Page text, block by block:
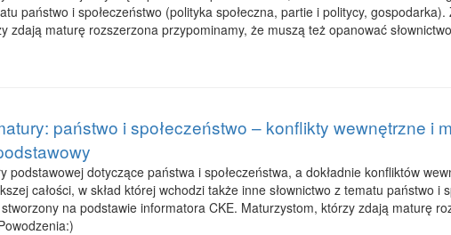
państwo i społeczeństwo (polityka społeczna, partie i politycy,
zdają maturę rozszerzona przypominamy, że muszą też opanować
państwo i społeczeństwo – konflikty wewnętrzne i
podstawowej dotyczące państwa i społeczeństwa, a dokładnie konfliktów
całości, w skład której wchodzi także inne słownictwo z tematu państwo i
na podstawie informatora CKE. Maturzystom, którzy zdają maturę